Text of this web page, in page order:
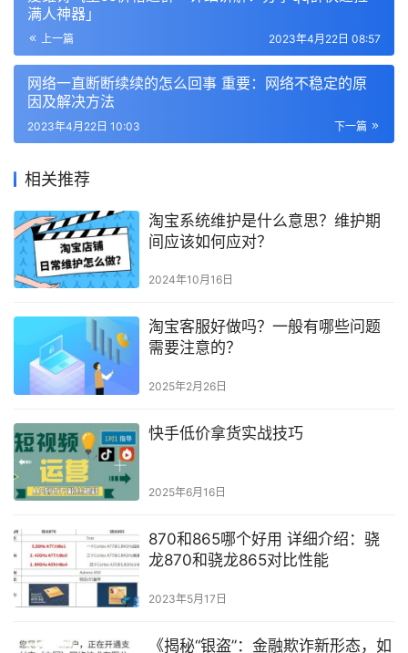
满人神器」
上一篇 2023年4月22日 08:57
网络一直断断续续的怎么回事 重要：网络不稳定的原
因及解决方法
下一篇
2023年4月22日 10:03
相关推荐
淘宝系统维护是什么意思？维护期
间应该如何应对？
2024年10月16日
淘宝客服好做吗？一般有哪些问题
需要注意的？
2025年2月26日
快手低价拿货实战技巧
2025年6月16日
870和865哪个好用 详细介绍：骁
龙870和骁龙865对比性能
2023年5月17日
《揭秘“银盗”：金融欺诈新形态，如